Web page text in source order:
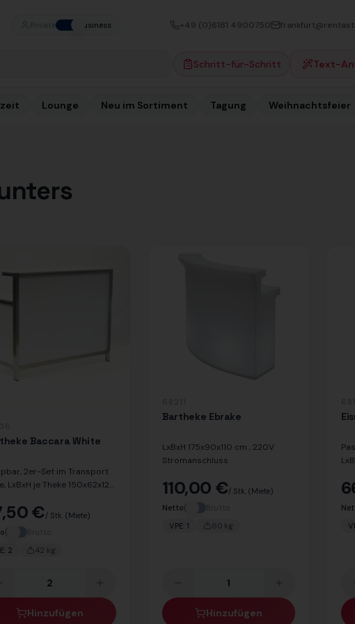
Business +49 (0)6181 4900750
Schritt-für-Schritt Text-
Lounge Neu im Sortiment Tagung Weihnachtsfeier
Baccara White
2er-Set im Transport
LxBxH je Theke 150x62x123
€ / Stk. (Miete)
2 42 kg
Hinzufügen
Bartheke Ebrake
LxBxH 175x90x110 cm , 220V
Stromanschluss
110,00 €/ Stk.(Miete)
Netto
VPE: 1 60 kg
Hinzufügen